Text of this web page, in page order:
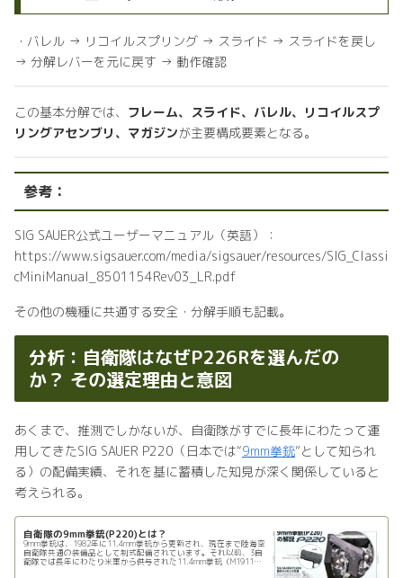
・バレル → リコイルスプリング → スライド → スライドを戻し
→ 分解レバーを元に戻す → 動作確認
この基本分解では、 フレーム、スライド、バレル、リコイルスプ
リングアセンブリ、マガジンが主要構成要素となる。
参考：
SIG SAUER公式ユーザーマニュアル（英語）：
https://www.sigsauer.com/media/sigsauer/resources/SIG_Classi
cMiniManual_8501154Rev03_LR.pdf
その他の機種に共通する安全・分解手順も記載。
分析：自衛隊はなぜP226Rを選んだの
か？ その選定理由と意図
あくまで、推測でしかないが、自衛隊がすでに長年にわたって運
用してきたSIG SAUER P220（日本では“9mm拳銃”として知られ
る）の配備実績、それを基に蓄積した知見が深く関係していると
考えられる。
自衛隊の9mm拳銃(P220)とは？
9mm拳銃は、1982年に11.4mm拳銃から更新され、現在まで陸海空
自衛隊共通の装備品として制式配備されています。それ以前、3自
衛隊では長年にわたり米軍から供与された11.4mm拳銃（M1911）